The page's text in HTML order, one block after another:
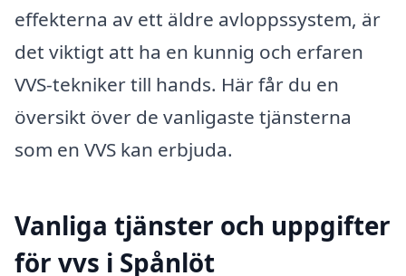
effekterna av ett äldre avloppssystem, är
det viktigt att ha en kunnig och erfaren
VVS-tekniker till hands. Här får du en
översikt över de vanligaste tjänsterna
som en VVS kan erbjuda.
Vanliga tjänster och uppgifter
för vvs i Spånlöt